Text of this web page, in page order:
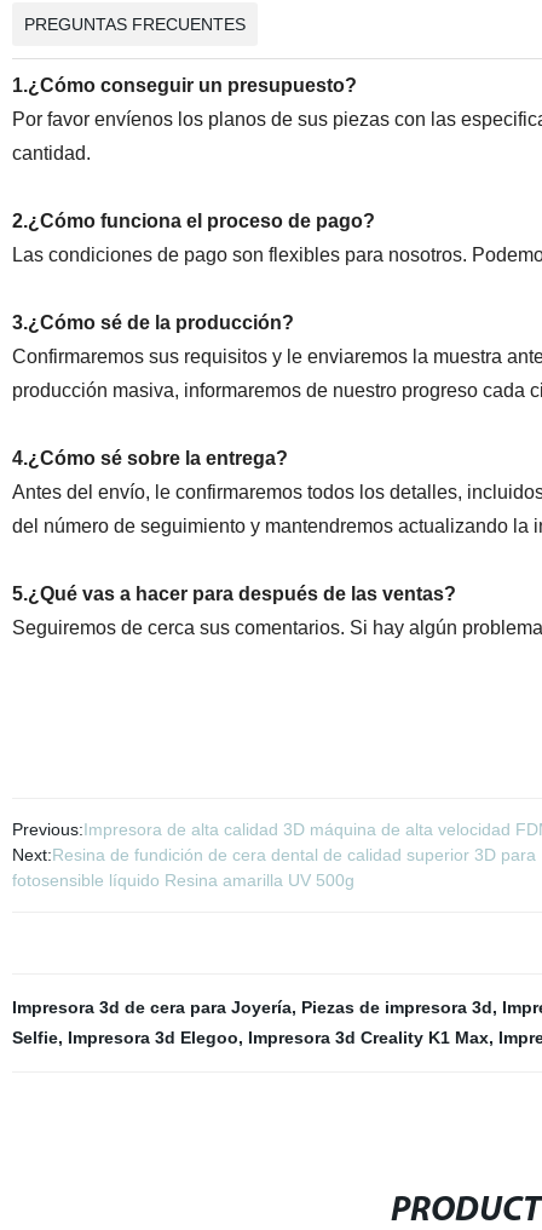
PREGUNTAS FRECUENTES
1.¿Cómo conseguir un presupuesto?
Por favor envíenos los planos de sus piezas con las
cantidad.
2.¿Cómo funciona el proceso de pago?
Las condiciones de pago son flexibles para nosotros.
3.¿Cómo sé de la producción?
Confirmaremos sus requisitos y le enviaremos la muestra
producción masiva, informaremos de nuestro progreso cada
4.¿Cómo sé sobre la entrega?
Antes del envío, le confirmaremos todos los detalles,
del número de seguimiento y mantendremos actualizando la
5.¿Qué vas a hacer para después de las ventas?
Seguiremos de cerca sus comentarios. Si hay algún
Previous:Impresora de alta calidad 3D máquina de alta velocidad
Next:Resina de fundición de cera dental de calidad superior 3D
fotosensible líquido Resina amarilla UV 500g
Impresora 3d de cera para Joyería, Piezas de impresora 3d,
Selfie, Impresora 3d Elegoo, Impresora 3d Creality K1 Max,